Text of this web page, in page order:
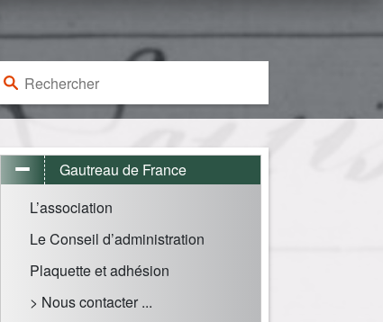
Rechercher :
Gautreau de France
L’association
Le Conseil d’administration
Plaquette et adhésion
> Nous contacter ...